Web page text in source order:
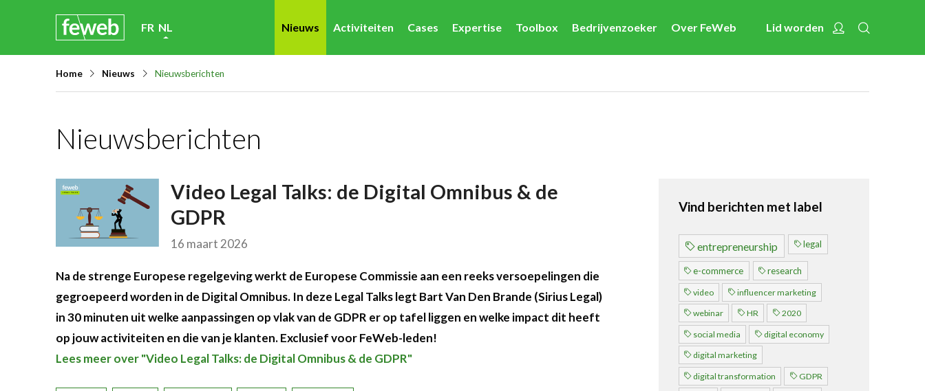
FR NL Nieuws Activiteiten Cases Expertise Toolbox Bedrijvenzoeker Over FeWeb Lid worden Account
Home Nieuws Nieuwsberichten
Nieuwsberichten
Video Legal Talks: de Digital Omnibus & de
GDPR
16 maart 2026
Na de strenge Europese regelgeving werkt de Europese Commissie aan een reeks versoepelingen die
gegroepeerd worden in de Digital Omnibus. In deze Legal Talks legt Bart Van Den Brande (Sirius Legal)
in 30 minuten uit welke aanpassingen op vlak van de GDPR er op tafel liggen en welke impact dit heeft
op jouw activiteiten en die van je klanten. Exclusief voor FeWeb-leden!
Lees meer over "Video Legal Talks: de Digital Omnibus & de GDPR"
Vind berichten met label
entrepreneurship legal
e-commerce research
video influencer marketing
webinar HR 2020
social media digital economy
digital marketing
digital transformation GDPR
Nieuws
Cases
Expertise
Toolbox
Bedrijvenzoeker
Over FeWeb
Lid worden